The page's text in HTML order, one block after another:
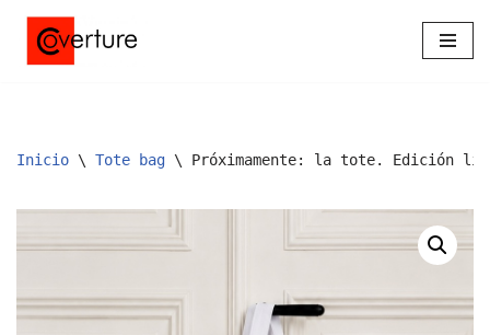
Saltar
Inicio \ Tote bag \ Próximamente: la tote. Edición